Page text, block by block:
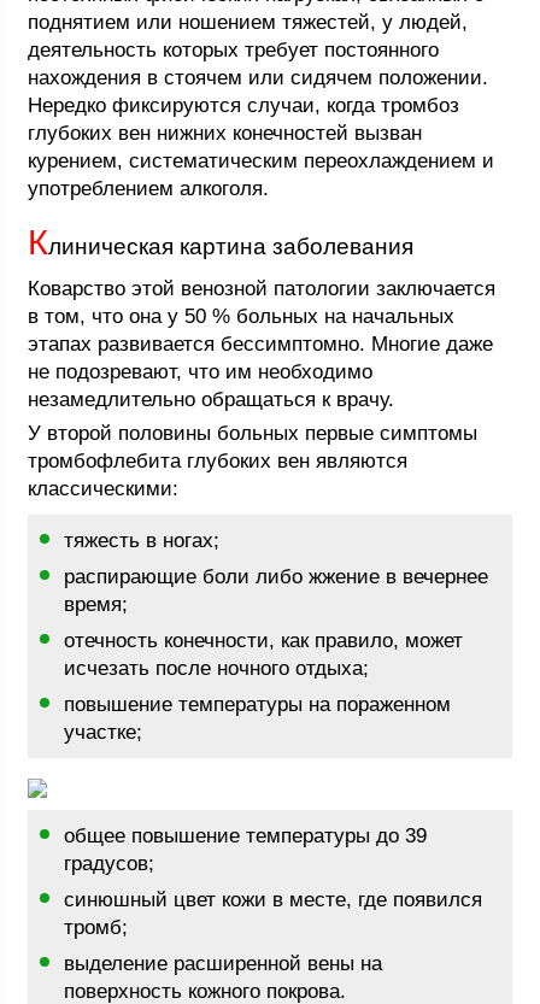
поднятием или ношением тяжестей, у людей,
деятельность которых требует постоянного
нахождения в стоячем или сидячем положении.
Нередко фиксируются случаи, когда тромбоз
глубоких вен нижних конечностей вызван
курением, систематическим переохлаждением и
употреблением алкоголя.
Клиническая картина заболевания
Коварство этой венозной патологии заключается
в том, что она у 50 % больных на начальных
этапах развивается бессимптомно. Многие даже
не подозревают, что им необходимо
незамедлительно обращаться к врачу.
У второй половины больных первые симптомы
тромбофлебита глубоких вен являются
классическими:
тяжесть в ногах;
распирающие боли либо жжение в вечернее
время;
отечность конечности, как правило, может
исчезать после ночного отдыха;
повышение температуры на пораженном
участке;
общее повышение температуры до 39
градусов;
синюшный цвет кожи в месте, где появился
тромб;
выделение расширенной вены на
поверхность кожного покрова.